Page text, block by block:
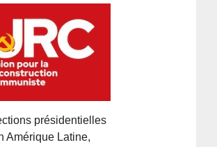
présidentielles
Amérique Latine,